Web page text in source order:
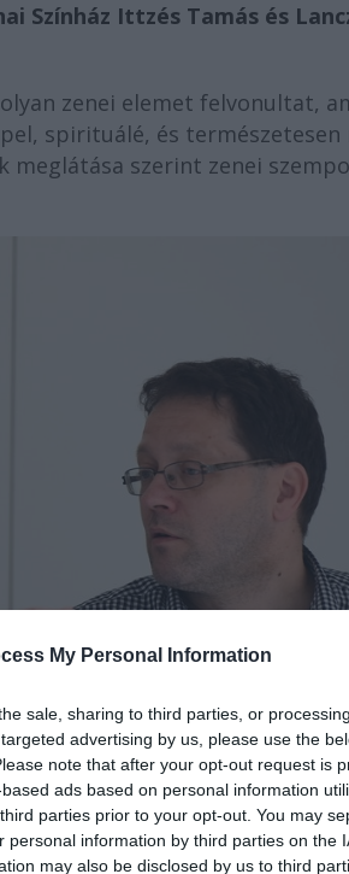
My Personal Information
sale, sharing to third parties, or
advertising by us, please use the
note that after your opt-out request is
ads based on personal information
parties prior to your opt-out. You may
information by third parties on the
may also be disclosed by us to third
Színház Ittzés Tamás és
zenei elemet felvonultat,
spirituálé, és természetesen
meglátása szerint zenei